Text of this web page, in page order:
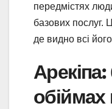
передмістях
базових послуг.
де видно всі
Арекіпа:
обіймах